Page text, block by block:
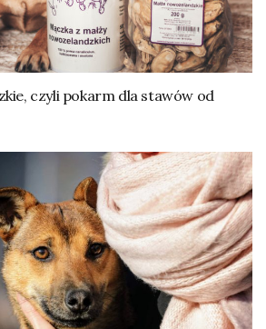
czyli pokarm dla stawów od